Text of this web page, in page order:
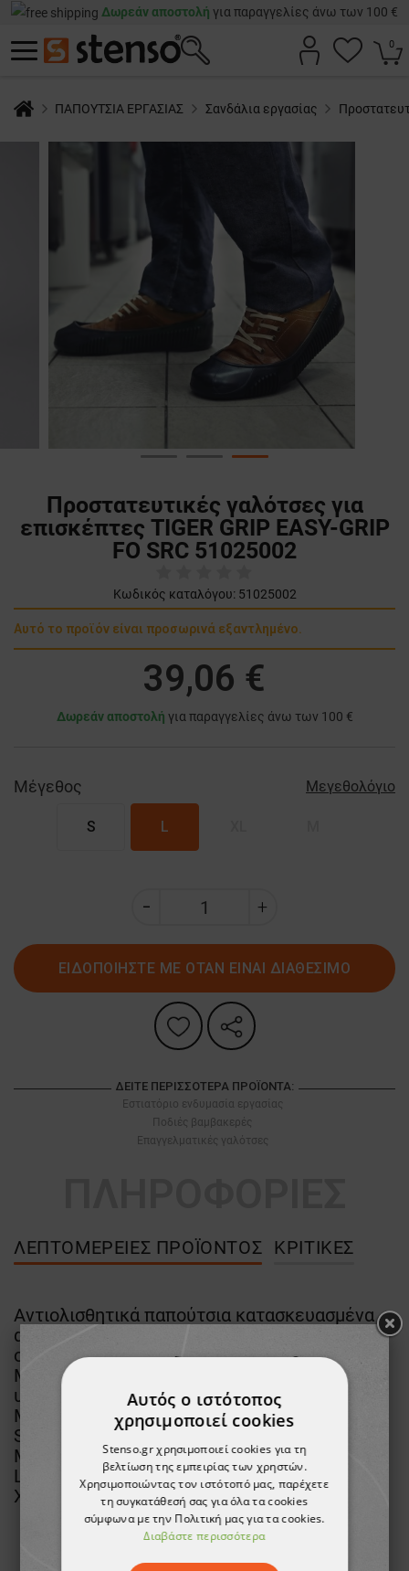
Δωρεάν αποστολή για παραγγελίες άνω των 100 €
0
ΠΑΠΟΥΤΣΙΑ ΕΡΓΑΣΙΑΣ Σανδάλια εργασίας
Προστατευτικές γαλότσες για
επισκέπτες TIGER GRIP EASY-GRIP
FO SRC 51025002
Κωδικός καταλόγου: 51025002
Αυτό το προϊόν είναι προσωρινά εξαντλημένο.
39,06 €
Δωρεάν αποστολή για παραγγελίες άνω των 100 €
Μέγεθος Μεγεθολόγιο
S L
ΕΙΔΟΠΟΙΗΣΤΕ ΜΕ ΟΤΑΝ ΕΙΝΑΙ ΔΙΑΘΕΣΙΜΟ
ΔΕΊΤΕ ΠΕΡΙΣΣΌΤΕΡΑ ΠΡΟΪΌΝΤΑ:
Εστιατόριο ενδυμασία εργασίας
Ποδιές βαμβακερές
Επαγγελματικές γαλότσες
ΛΕΠΤΟΜΈΡΕΙΕΣ ΠΡΟΪΌΝΤΟΣ ΚΡΙΤΙΚΈΣ
Αντιολισθητικά παπούτσια κατασκευασμένα
από καουτσούκ για λιπαρές υγρές και
ολισθηρές επιφάνειες με σόλα Tiger-grip®.
Μπορούν να προσαρμοστούν σε όλα τα είδη
υποδημάτων.
ΜΕΓΕΘΗ:
S: 34-36
Μ: 37-40
L: 41-44
XL: 45-48
Αυτός ο ιστότοπος
χρησιμοποιεί cookies
Stenso.gr χρησιμοποιεί cookies για τη
βελτίωση της εμπειρίας των χρηστών.
Χρησιμοποιώντας τον ιστότοπό μας, παρέχετε
τη συγκατάθεσή σας για όλα τα cookies
σύμφωνα με την Πολιτική μας για τα cookies.
Διαβάστε περισσότερα